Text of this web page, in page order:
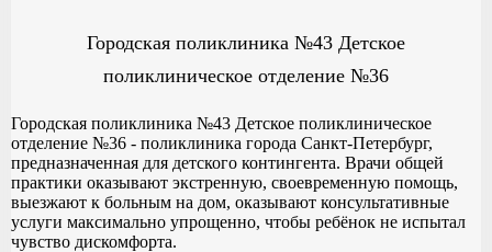
Городская поликлиника №43 Детское
поликлиническое отделение №36
Городская поликлиника №43 Детское поликлиническое
отделение №36 - поликлиника города Санкт-Петербург,
предназначенная для детского контингента. Врачи общей
практики оказывают экстренную, своевременную помощь,
выезжают к больным на дом, оказывают консультативные
услуги максимально упрощенно, чтобы ребёнок не испытал
чувство дискомфорта.